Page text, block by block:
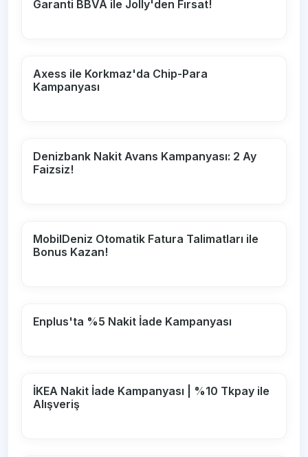
Garanti BBVA ile Jolly'den Fırsat!
Axess ile Korkmaz'da Chip-Para
Kampanyası
Denizbank Nakit Avans Kampanyası: 2 Ay
Faizsiz!
MobilDeniz Otomatik Fatura Talimatları ile
Bonus Kazan!
Enplus'ta %5 Nakit İade Kampanyası
İKEA Nakit İade Kampanyası | %10 Tkpay ile
Alışveriş